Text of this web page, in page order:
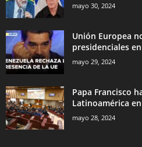
mayo 30, 2024
Unión Europea
presidenciales
mayo 29, 2024
Papa Francisco
Latinoamérica
mayo 28, 2024